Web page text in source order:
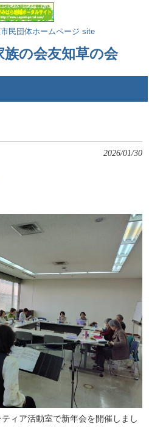
民団体ホームページ site
族の会友知草の会
2026/01/30
ィア活動室で新年会を開催しまし